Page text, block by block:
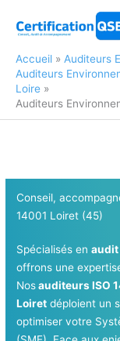
Accueil
Auditeurs
Auditeurs
Loire
Auditeurs
Conseil,
14001 Loiret (45)
Spécialisés enaudit
offrons une
Nosauditeurs ISO
Loiret déploient un
optimiser votre